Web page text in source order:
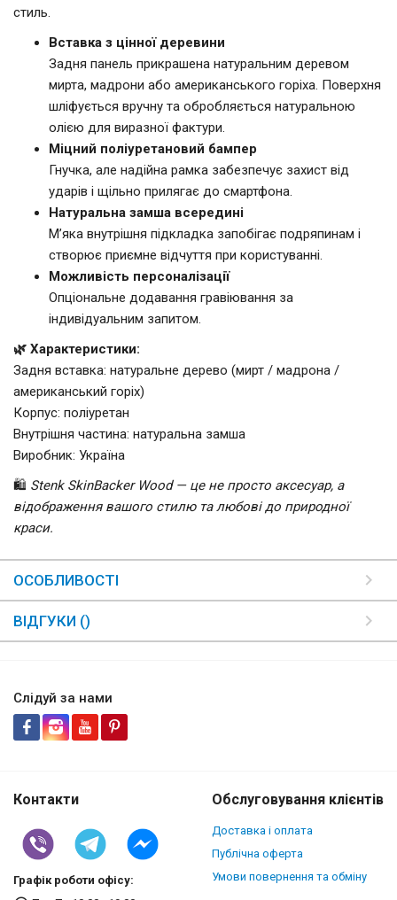
стиль.
Вставка з цінної деревини
Задня панель прикрашена натуральним деревом
мирта, мадрони або американського горіха. Поверхня
шліфується вручну та обробляється натуральною
олією для виразної фактури.
Міцний поліуретановий бампер
Гнучка, але надійна рамка забезпечує захист від
ударів і щільно прилягає до смартфона.
Натуральна замша всередині
М’яка внутрішня підкладка запобігає подряпинам і
створює приємне відчуття при користуванні.
Можливість персоналізації
Опціональне додавання гравіювання за
індивідуальним запитом.
🌿 Характеристики:
Задня вставка: натуральне дерево (мирт / мадрона /
американський горіх)
Корпус: поліуретан
Внутрішня частина: натуральна замша
Виробник: Україна
🛍️ Stenk SkinBacker Wood — це не просто аксесуар, а
відображення вашого стилю та любові до природної
краси.
ОСОБЛИВОСТІ
ВІДГУКИ ()
Слідуй за нами
Контакти
Графік роботи офісу:
Обслуговування клієнтів
Доставка і оплата
Публічна оферта
Умови повернення та обміну